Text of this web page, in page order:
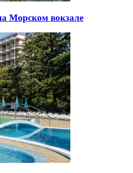
Морском вокзале